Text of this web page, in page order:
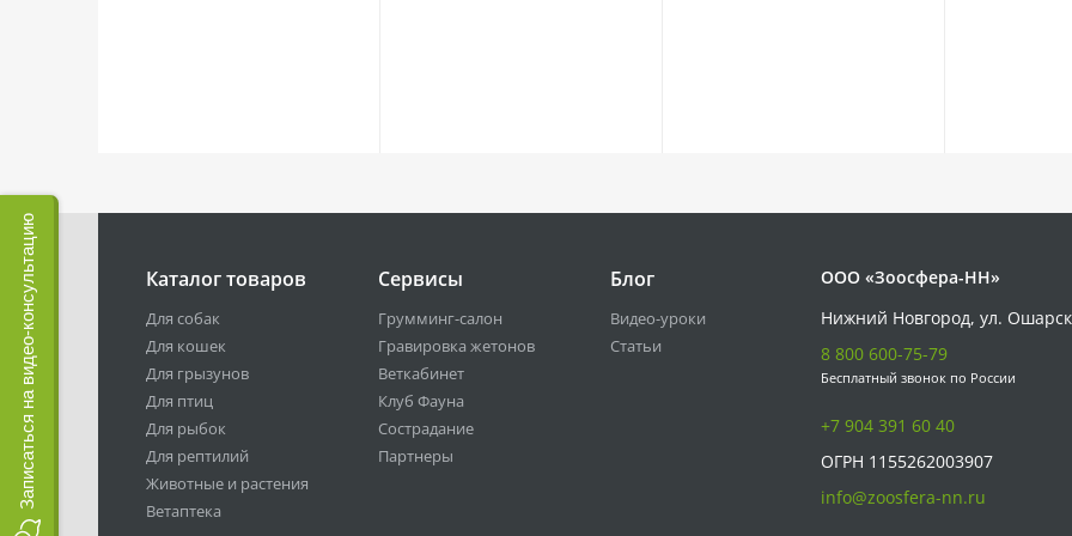
Каталог товаров
Для собак
Для кошек
Для грызунов
Для птиц
Для рыбок
Для рептилий
Животные и растения
Ветаптека
Сервисы
Грумминг-салон
Гравировка жетонов
Веткабинет
Клуб Фауна
Сострадание
Партнеры
Блог
Видео-уроки
Статьи
ООО «Зоосфера-НН»
Нижний Новгород, ул.
8 800 600-75-79
Бесплатный звонок по России
+7 904 391 60 40
ОГРН 1155262003907
info@zoosfera-nn.ru
Записаться на видео-консультацию